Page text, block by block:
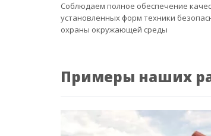
Соблюдаем полное обеспечение
установленных форм техники
охраны окружающей среды
Примеры наших